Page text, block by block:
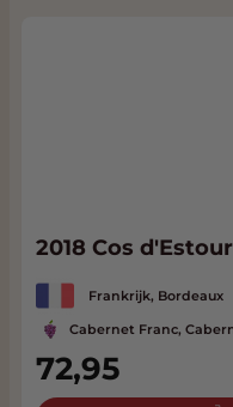
2018 Cos
Frankrijk, Bordeaux
Cabernet Franc,
72,95